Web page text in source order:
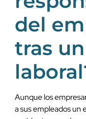
del
tras
Aunque los
a sus empleados un